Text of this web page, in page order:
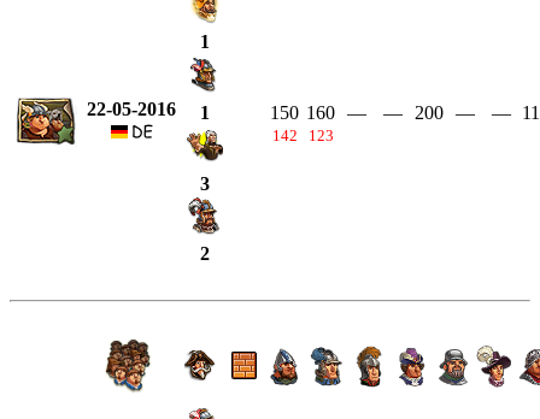
22-05-2016
1
1
3
2
150
142
160
123
— — 200 — —